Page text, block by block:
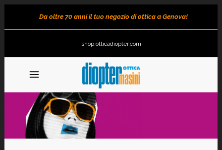
Da oltre 70 anni il tuo negozio di ottica a Genova!
shop.otticadiopter.com